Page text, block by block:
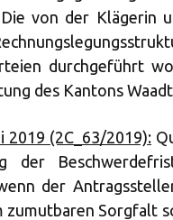
von der Klägerin
durchgeführt
des Kantons
2019 (2C_63/2019):
der
der
zumutbaren Sorgfalt